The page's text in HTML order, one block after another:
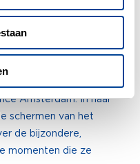
Amsterdam. In haar
schermen van het
de bijzondere,
momenten die ze